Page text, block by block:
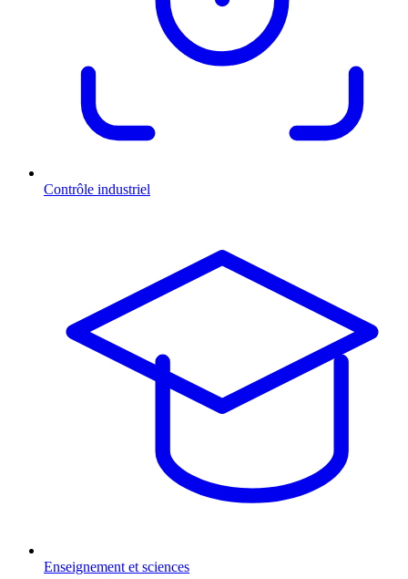
Contrôle industriel
Enseignement et sciences